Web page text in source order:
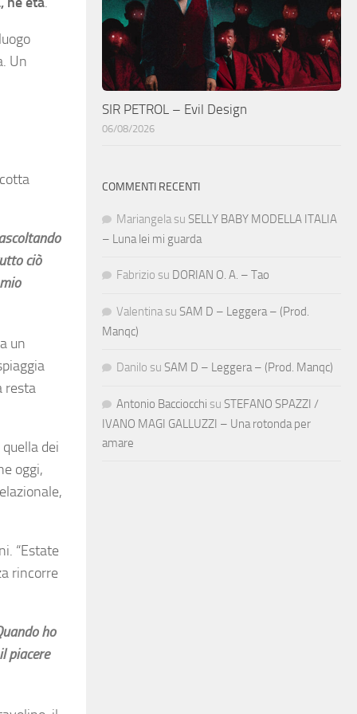
Un
ciò
un
resta
quella dei
oggi,
“Estate
rincorre
ho
piacere
SIR PETROL – Evil Design
06/08/2026
COMMENTI RECENTI
Mariangela su SELLY BABY MODELLA ITALIA
– Luna lei mi guarda
Fabrizio su DORIAN O. A. – Tao
Valentina su SAM D – Leggera – (Prod.
Manqc)
Danilo su SAM D – Leggera – (Prod. Manqc)
Antonio Bacciocchi su STEFANO SPAZZI /
IVANO MAGI GALLUZZI – Una rotonda per
amare